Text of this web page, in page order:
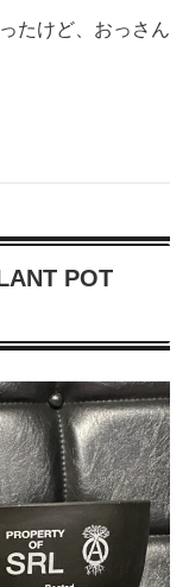
たけど、おっさん
POT